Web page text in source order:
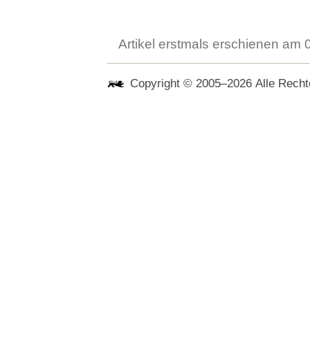
Artikel erstmals erschienen am
Copyright © 2005–2026 Alle